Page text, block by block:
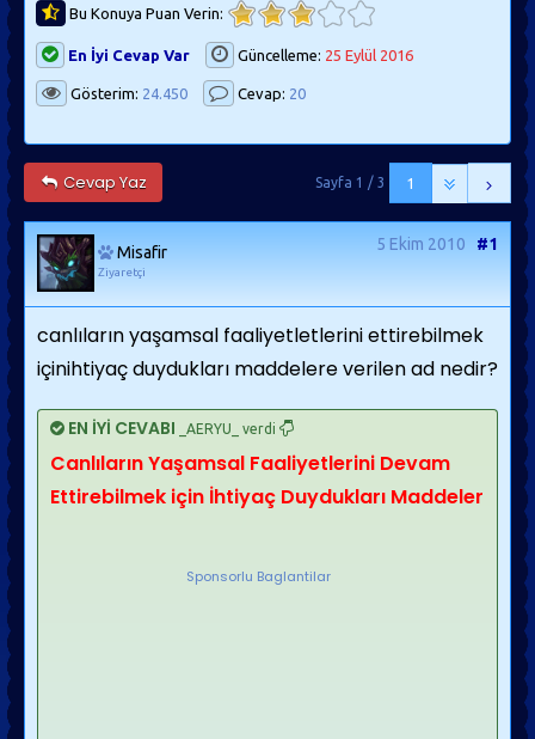
Bu Konuya Puan Verin:
En İyi Cevap Var Güncelleme: 25 Eylül 2016
Gösterim: 24.450 Cevap: 20
Cevap Yaz 1
Sayfa 1 / 3
Misafir
Ziyaretçi
5 Ekim 2010 #1
canlıların yaşamsal faaliyetletlerini ettirebilmek
içinihtiyaç duydukları maddelere verilen ad nedir?
EN İYİ CEVABI _AERYU_ verdi
Canlıların Yaşamsal Faaliyetlerini Devam
Ettirebilmek için İhtiyaç Duydukları Maddeler
Sponsorlu Baglantilar